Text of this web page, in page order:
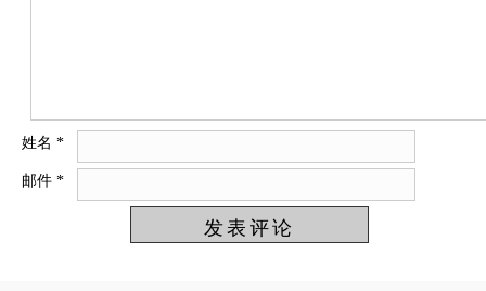
姓名 *
邮件 *